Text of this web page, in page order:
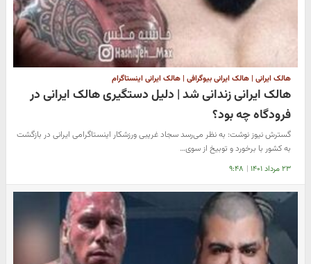
هالک ایرانی | هالک ایرانی بیوگرافی | هالک ایرانی اینستاگرام
هالک ایرانی زندانی شد | دلیل دستگیری هالک ایرانی در
فرودگاه چه بود؟
گسترش نیوز نوشت: به نظر می‌رسد سجاد غریبی ورزشکار اینستاگرامی ایرانی در بازگشت
به کشور با برخورد و توبیخ از سوی…
۲۳ مرداد ۱۴۰۱ | ۹:۴۸